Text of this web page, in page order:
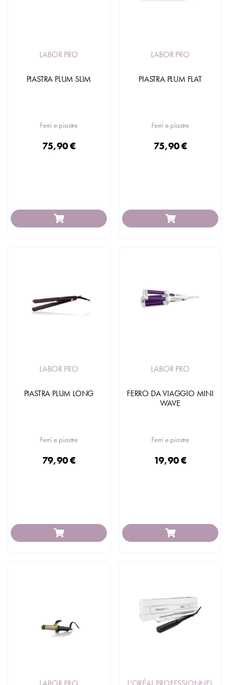
LABOR PRO
PIASTRA PLUM SLIM
Ferri e piastre
75,90 €
LABOR PRO
PIASTRA PLUM FLAT
Ferri e piastre
75,90 €
LABOR PRO
PIASTRA PLUM LONG
Ferri e piastre
79,90 €
LABOR PRO
FERRO DA VIAGGIO MINI
WAVE
Ferri e piastre
19,90 €